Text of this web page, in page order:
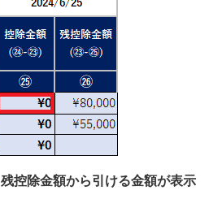
残控除金額から引ける金額が表示